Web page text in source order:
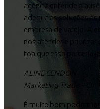
agência entende a
adequa as soluções às
empresa de varejo. A
nos atender e priorizar
toa que essa parceria
ALINE CENDON
Marketing Trade – Oi
É muito bom